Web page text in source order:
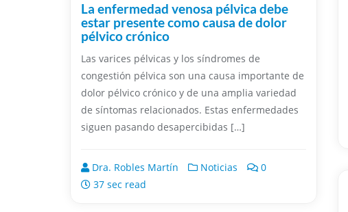
La enfermedad venosa pélvica debe
estar presente como causa de dolor
pélvico crónico
Las varices pélvicas y los síndromes de
congestión pélvica son una causa importante de
dolor pélvico crónico y de una amplia variedad
de síntomas relacionados. Estas enfermedades
siguen pasando desapercibidas […]
Dra. Robles Martín Noticias
0
37 sec read